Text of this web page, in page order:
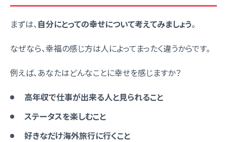
まずは、 自分にとっての幸せについて考えてみましょう。
なぜなら、幸福の感じ方は人によってまったく違うからです。
例えば、あなたはどんなことに幸せを感じますか？
高年収で仕事が出来る人と見られること
ステータスを楽しむこと
好きなだけ海外旅行に行くこと